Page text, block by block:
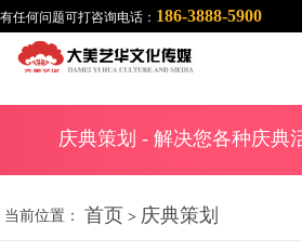
有任何问题可打咨询电话： 186-3888-5900
庆典策划 - 解决您各种庆典
当前位置： 首页 > 庆典策划